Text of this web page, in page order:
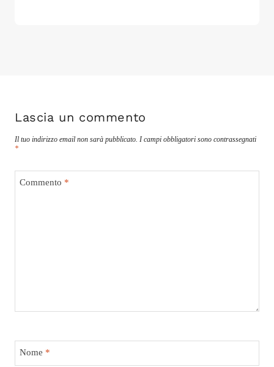
Lascia un commento
Il tuo indirizzo email non sarà pubblicato. I campi obbligatori sono contrassegnati
*
Commento *
Nome *